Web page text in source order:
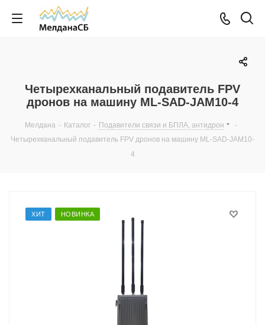
Четырехканальный подавитель FPV
дронов на машину ML-SAD-JAM10-4
Мелдана - Каталог - Подавители связи и БПЛА, антидрон
-
Четырехканальный подавитель FPV дронов на машину ML-SAD-JAM10-
4
ХИТ НОВИНКА